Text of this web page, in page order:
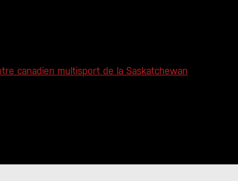
canadien multisport de la Saskatchewan